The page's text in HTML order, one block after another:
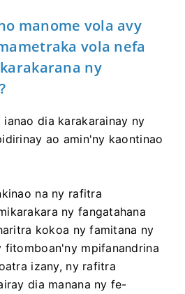
manome vola avy
vola nefa
ny
ianao dia karakarainay ny
ao amin'ny kaontinao
na ny rafitra
ny fangatahana
kokoa ny famitana ny
fitomboan'ny mpifanandrina
izany, ny rafitra
dia manana ny fe-